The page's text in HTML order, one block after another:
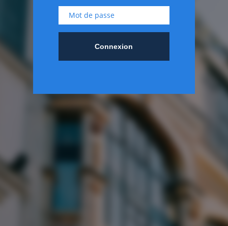
Mot de passe